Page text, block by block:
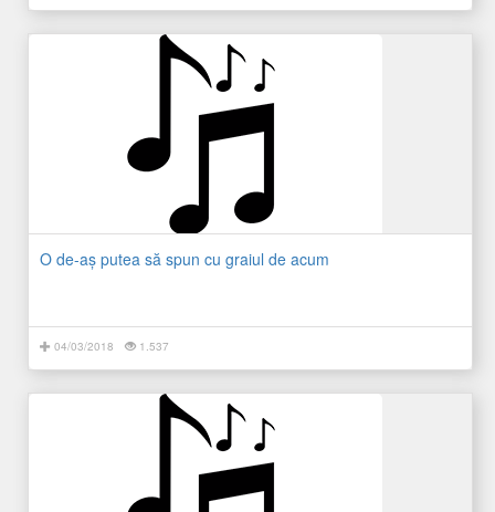
O de-aş putea să spun cu graiul de acum
04/03/2018 1.537